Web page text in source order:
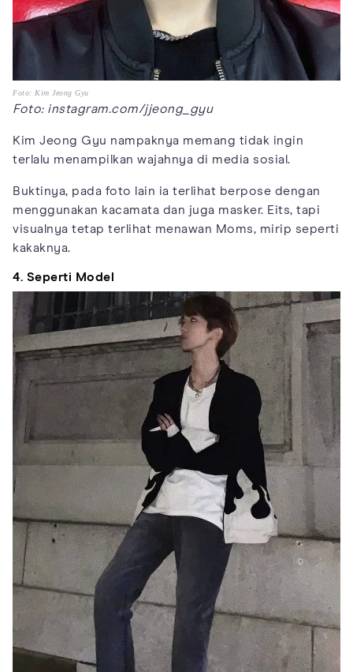
Foto: Kim Jeong Gyu
Foto: instagram.com/jjeong_gyu
Kim Jeong Gyu nampaknya memang tidak ingin
terlalu menampilkan wajahnya di media sosial.
Buktinya, pada foto lain ia terlihat berpose dengan
menggunakan kacamata dan juga masker. Eits, tapi
visualnya tetap terlihat menawan Moms, mirip seperti
kakaknya.
4. Seperti Model